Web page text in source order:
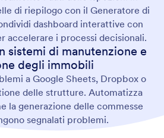
di riepilogo con il Generatore di
dashboard interattive con
accelerare i processi decisionali.
sistemi di manutenzione e
degli immobili
a Google Sheets, Dropbox o
delle strutture. Automatizza
la generazione delle commesse
segnalati problemi.